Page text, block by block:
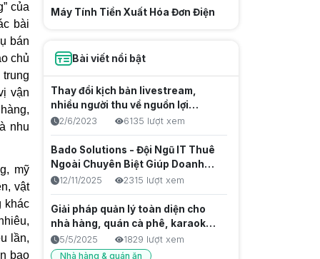
của
bài
bán
chủ
trung
vận
nhu
mỹ
vật
khác
lần,
bao
Máy Tính Tiền Xuất Hóa Đơn Điện
Hóa đơn từ máy tính tiền
Website Bán Hàng Chuyên Nghiệp
Tối Ưu Doanh Số Bado
5/8/2026
12 lượt xem
Giải pháp quản lý bán hàng
Chuẩn Hóa Chính Sách Thưởng
Nhờ Phần Mềm Tính Hoa Hồng Kỹ
Thuật Viên
5/8/2026
13 lượt xem
Quản lý nhân viên
Phần mềm quản lý bán hàng
Giải pháp quản lý bán hàng
Bài viết nổi bật
Thay đổi kịch bản livestream,
nhiều người thu về nguồn lợi
nhuận khủng
2/6/2023 6135 lượt xem
Bado Solutions - Đội Ngũ IT Thuê
Ngoài Chuyên Biệt Giúp Doanh
Nghiệp Tăng Tốc Sản Phẩm Số
12/11/2025 2315 lượt xem
Giải pháp quản lý toàn diện cho
nhà hàng, quán cà phê, karaoke &
club billiards
5/5/2025
1829 lượt xem
Nhà hàng & quán ăn